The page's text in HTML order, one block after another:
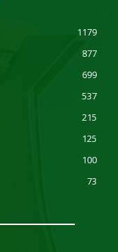
1179
877
699
537
215
125
100
73